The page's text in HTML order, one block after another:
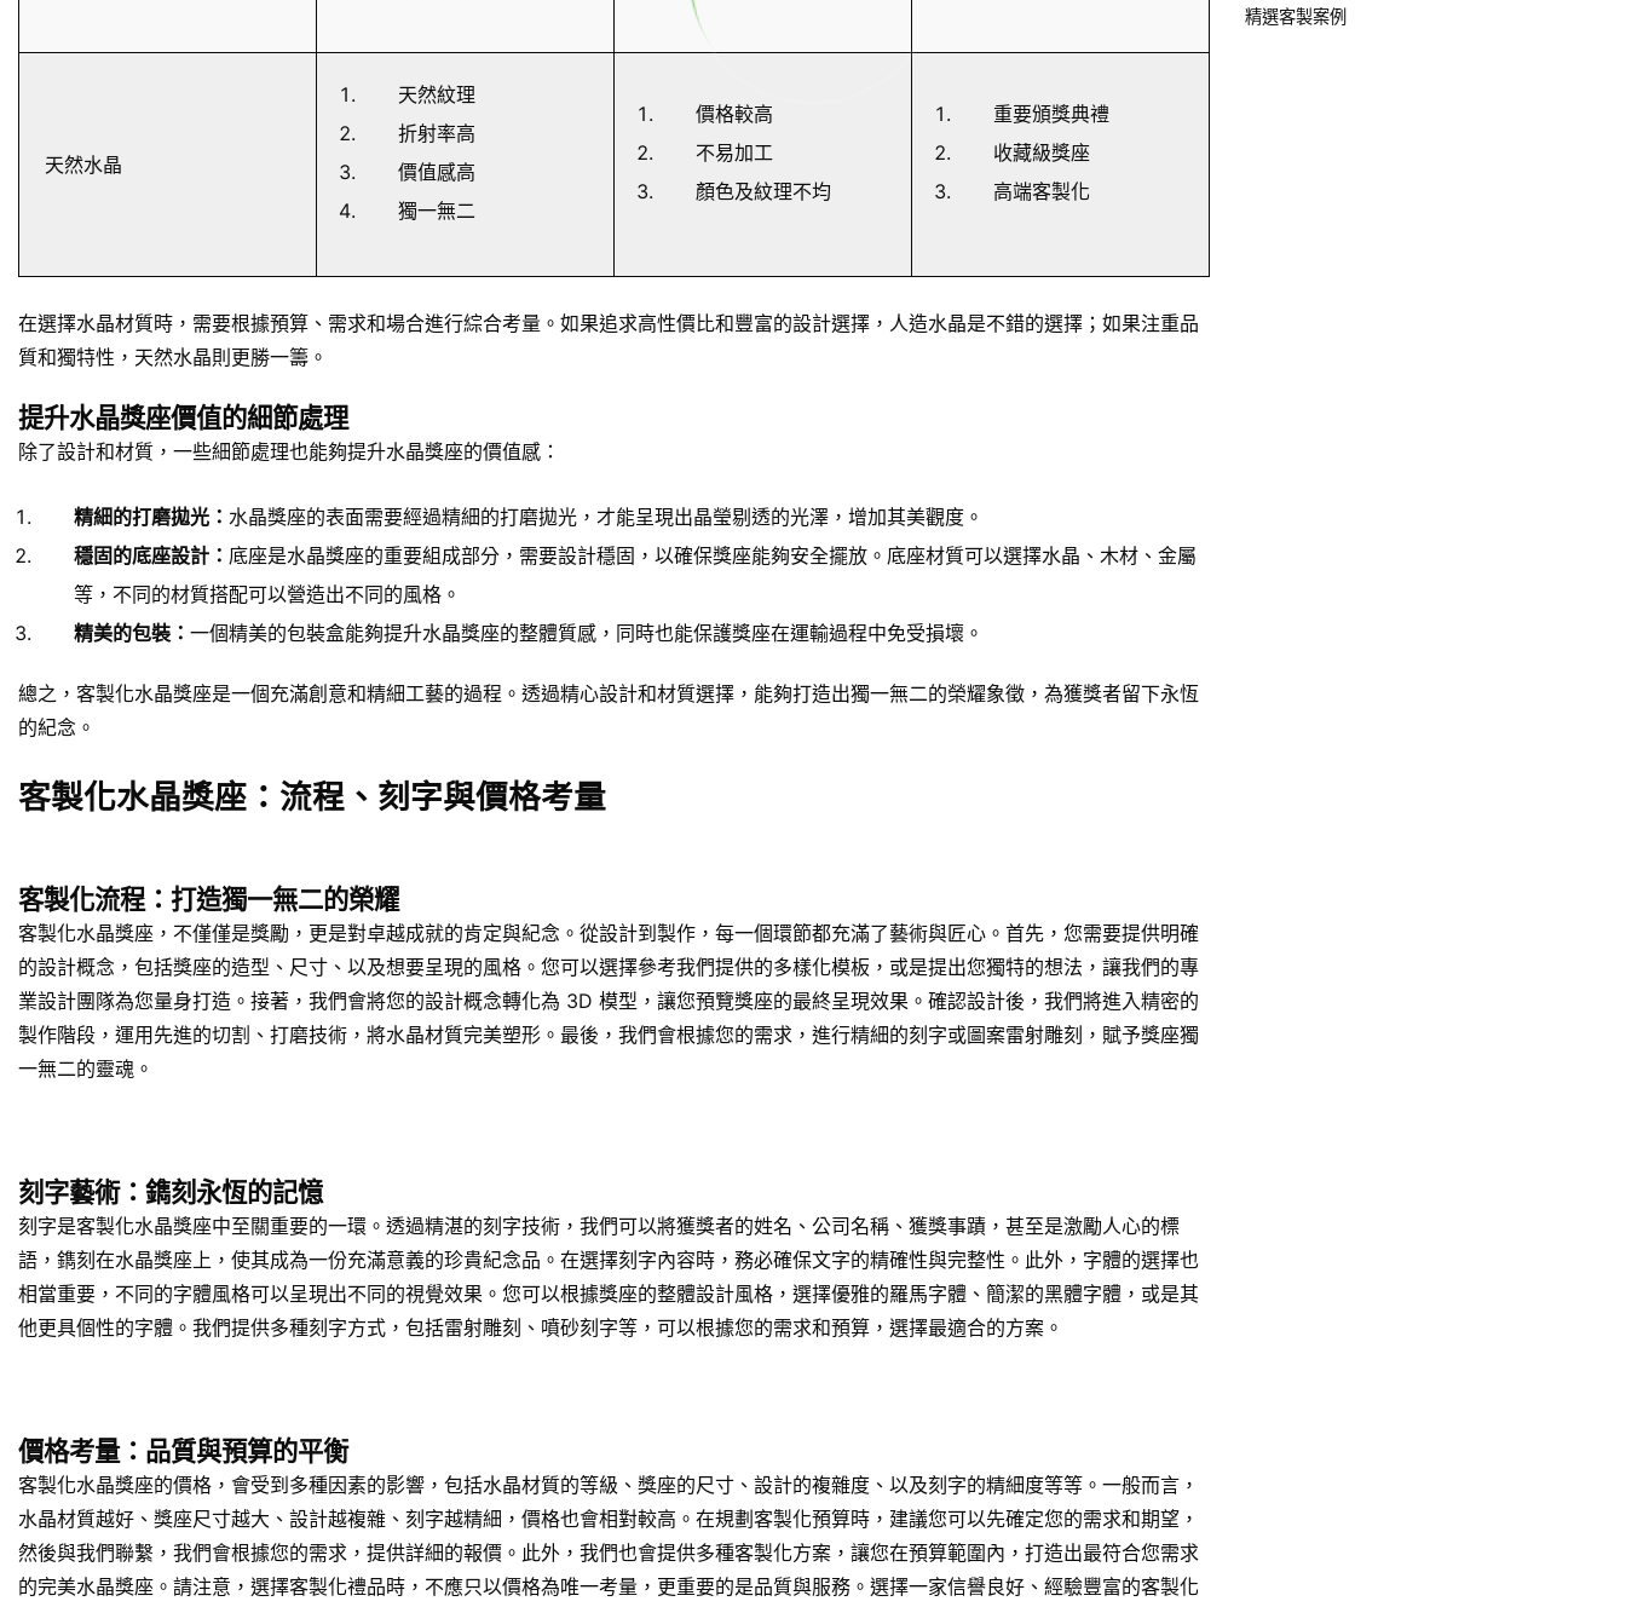
天然水晶
天然紋理
折射率高
價值感高
獨一無二
價格較高
不易加工
顏色及紋理不均
重要頒獎典禮
收藏級獎座
高端客製化
在選擇水晶材質時，需要根據預算、需求和場合進行綜合考量。如果追求高性價比和豐富的設計選擇，人造水晶是不錯的選擇；如果注重品
質和獨特性，天然水晶則更勝一籌。
提升水晶獎座價值的細節處理
除了設計和材質，一些細節處理也能夠提升水晶獎座的價值感：
精細的打磨拋光： 水晶獎座的表面需要經過精細的打磨拋光，才能呈現出晶瑩剔透的光澤，增加其美觀度。
穩固的底座設計： 底座是水晶獎座的重要組成部分，需要設計穩固，以確保獎座能夠安全擺放。底座材質可以選擇水晶、木材、金屬
等，不同的材質搭配可以營造出不同的風格。
精美的包裝： 一個精美的包裝盒能夠提升水晶獎座的整體質感，同時也能保護獎座在運輸過程中免受損壞。
總之，客製化水晶獎座是一個充滿創意和精細工藝的過程。透過精心設計和材質選擇，能夠打造出獨一無二的榮耀象徵，為獲獎者留下永恆
的紀念。
客製化水晶獎座：流程、刻字與價格考量
客製化流程：打造獨一無二的榮耀
客製化水晶獎座，不僅僅是獎勵，更是對卓越成就的肯定與紀念。從設計到製作，每一個環節都充滿了藝術與匠心。首先，您需要提供明確
的設計概念，包括獎座的造型、尺寸、以及想要呈現的風格。您可以選擇參考我們提供的多樣化模板，或是提出您獨特的想法，讓我們的專
業設計團隊為您量身打造。接著，我們會將您的設計概念轉化為 3D 模型，讓您預覽獎座的最終呈現效果。確認設計後，我們將進入精密的
製作階段，運用先進的切割、打磨技術，將水晶材質完美塑形。最後，我們會根據您的需求，進行精細的刻字或圖案雷射雕刻，賦予獎座獨
一無二的靈魂。
刻字藝術：鐫刻永恆的記憶
刻字是客製化水晶獎座中至關重要的一環。透過精湛的刻字技術，我們可以將獲獎者的姓名、公司名稱、獲獎事蹟，甚至是激勵人心的標
語，鐫刻在水晶獎座上，使其成為一份充滿意義的珍貴紀念品。在選擇刻字內容時，務必確保文字的精確性與完整性。此外，字體的選擇也
相當重要，不同的字體風格可以呈現出不同的視覺效果。您可以根據獎座的整體設計風格，選擇優雅的羅馬字體、簡潔的黑體字體，或是其
他更具個性的字體。我們提供多種刻字方式，包括雷射雕刻、噴砂刻字等，可以根據您的需求和預算，選擇最適合的方案。
價格考量：品質與預算的平衡
客製化水晶獎座的價格，會受到多種因素的影響，包括水晶材質的等級、獎座的尺寸、設計的複雜度、以及刻字的精細度等等。一般而言，
水晶材質越好、獎座尺寸越大、設計越複雜、刻字越精細，價格也會相對較高。在規劃客製化預算時，建議您可以先確定您的需求和期望，
然後與我們聯繫，我們會根據您的需求，提供詳細的報價。此外，我們也會提供多種客製化方案，讓您在預算範圍內，打造出最符合您需求
的完美水晶獎座。請注意，選擇客製化禮品時，不應只以價格為唯一考量，更重要的是品質與服務。選擇一家信譽良好、經驗豐富的客製化
精選客製案例